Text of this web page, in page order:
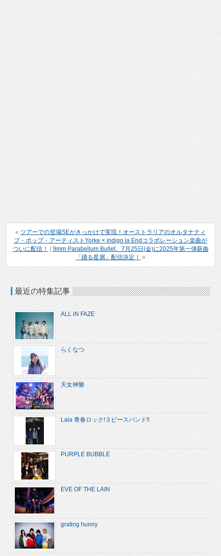
« ツアーでの登場SEがきっかけで実現！オーストラリアのオルタナティ
ブ・ポップ・アーティストYorke × indigo la Endコラボレーション楽曲が
ついに配信！
9mm Parabellum Bullet、7月25日(金)に2025年第一弾新曲
「踊る星屑」配信決定！ »
最近の特集記事
ALL iN FAZE
らくなつ
天女神樂
Lala 青春ロック!３ピースバンド!!
PURPLE BUBBLE
EVE OF THE LAIN
grating hunny